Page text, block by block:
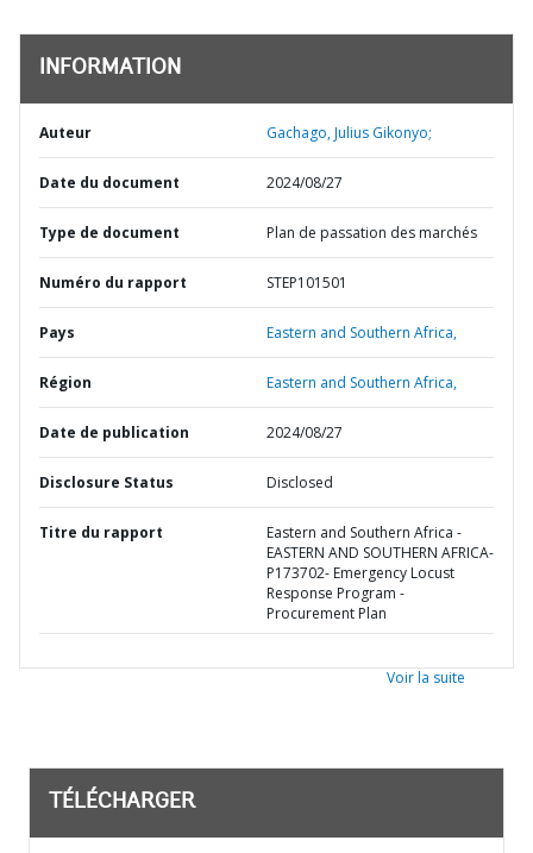
INFORMATION
Auteur Gachago, Julius Gikonyo;
Date du document 2024/08/27
Type de document Plan de passation des marchés
Numéro du rapport STEP101501
Pays Eastern and Southern Africa,
Région Eastern and Southern Africa,
Date de publication 2024/08/27
Disclosure Status Disclosed
Titre du rapport
Eastern and Southern Africa -
EASTERN AND SOUTHERN AFRICA-
P173702- Emergency Locust
Response Program -
Procurement Plan
Voir la suite
TÉLÉCHARGER